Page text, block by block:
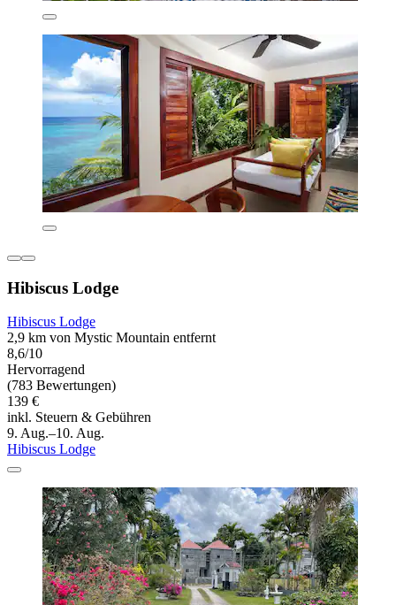
Hibiscus Lodge
Hibiscus Lodge
2,9 km von Mystic Mountain entfernt
8,6/10
Hervorragend
(783 Bewertungen)
139 €
inkl. Steuern & Gebühren
9. Aug.–10. Aug.
Hibiscus Lodge